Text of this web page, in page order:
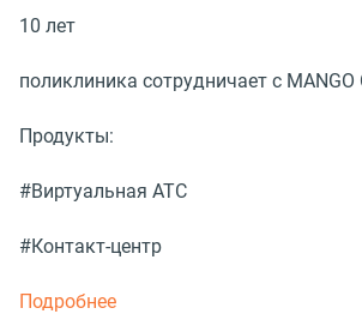
10 лет
поликлиника сотрудничает с MANGO
Продукты:
#Виртуальная АТС
#Контакт-центр
Подробнее